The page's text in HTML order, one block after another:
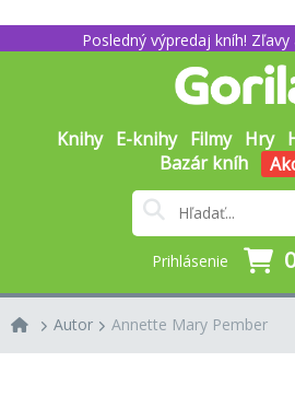
Posledný výpredaj kníh!
Knihy E-knihy Filmy Hry
Bazár kníh
Prihlásenie
Autor Annette Mary Pember